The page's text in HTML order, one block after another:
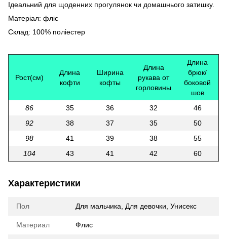
Ідеальний для щоденних прогулянок чи домашнього затишку.
Матеріал: фліс
Склад: 100% поліестер
Рост(см)
Длина
кофти
Ширина
кофты
Длина
рукава от
горловины
Длина
брюк/
боковой
шов
86
35 36 32
46
92
38 37 35
50
98
41 39 38
55
104
43 41 42 60
Характеристики
Пол Для мальчика Для девочки Унисекс
Материал Флис